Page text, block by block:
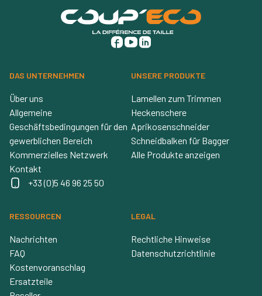
DAS UNTERNEHMEN
Über uns
Allgemeine
Geschäftsbedingungen für den
gewerblichen Bereich
Kommerzielles Netzwerk
Kontakt
+33 (0)5 46 96 25 50
UNSERE PRODUKTE
Lamellen zum Trimmen
Heckenschere
Aprikosenschneider
Schneidbalken für Bagger
Alle Produkte anzeigen
RESSOURCEN
Nachrichten
FAQ
Kostenvoranschlag
Ersatzteile
LEGAL
Rechtliche Hinweise
Datenschutzrichtlinie